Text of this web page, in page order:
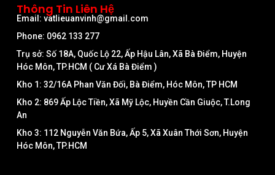
Thông Tin Liên Hệ
Email: vatlieuanvinh@gmail.com
Phone: 0962 133 277
Trụ sở: Số 18A, Quốc Lộ 22, Ấp Hậu Lân, Xã Bà Điểm, Huyện
Hóc Môn, TP.HCM ( Cư Xá Bà Điểm )
Kho 1: 32/16A Phan Văn Đối, Bà Điểm, Hóc Môn, TP HCM
Kho 2: 869 Ấp Lộc Tiền, Xã Mỹ Lộc, Huyền Cần Giuộc, T.Long
An
Kho 3: 112 Nguyễn Văn Bứa, Ấp 5, Xã Xuân Thới Sơn, Huyện
Hóc Môn, TP.HCM